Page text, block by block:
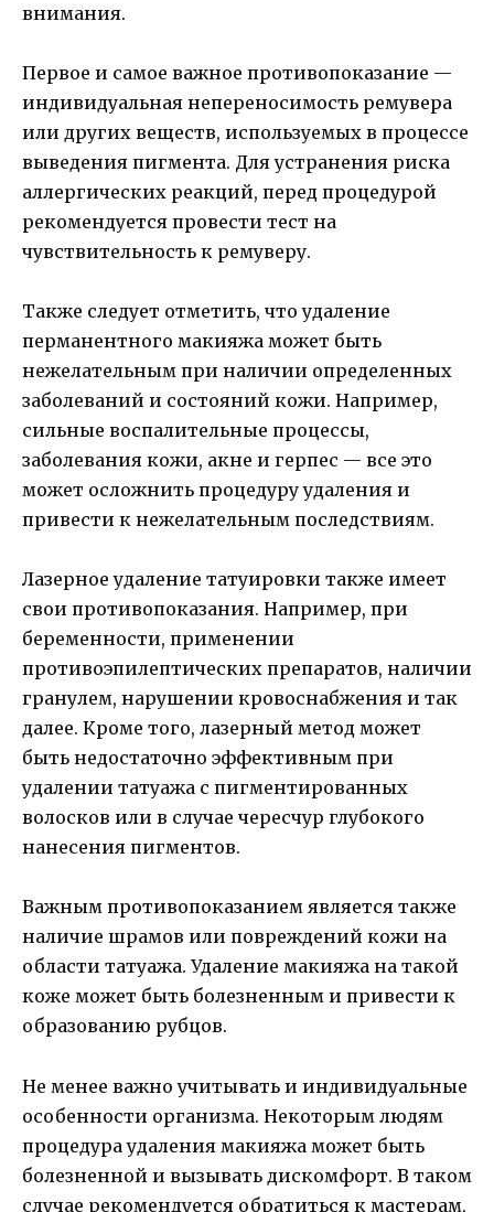
внимания.
Первое и самое важное противопоказание —
индивидуальная непереносимость ремувера
или других веществ, используемых в процессе
выведения пигмента. Для устранения риска
аллергических реакций, перед процедурой
рекомендуется провести тест на
чувствительность к ремуверу.
Также следует отметить, что удаление
перманентного макияжа может быть
нежелательным при наличии определенных
заболеваний и состояний кожи. Например,
сильные воспалительные процессы,
заболевания кожи, акне и герпес — все это
может осложнить процедуру удаления и
привести к нежелательным последствиям.
Лазерное удаление татуировки также имеет
свои противопоказания. Например, при
беременности, применении
противоэпилептических препаратов, наличии
гранулем, нарушении кровоснабжения и так
далее. Кроме того, лазерный метод может
быть недостаточно эффективным при
удалении татуажа с пигментированных
волосков или в случае чересчур глубокого
нанесения пигментов.
Важным противопоказанием является также
наличие шрамов или повреждений кожи на
области татуажа. Удаление макияжа на такой
коже может быть болезненным и привести к
образованию рубцов.
Не менее важно учитывать и индивидуальные
особенности организма. Некоторым людям
процедура удаления макияжа может быть
болезненной и вызывать дискомфорт. В таком
случае рекомендуется обратиться к мастерам,